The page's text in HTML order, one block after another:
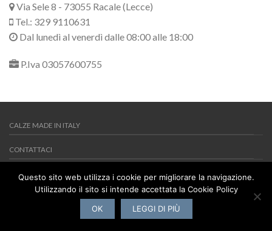
Via Sele 8 - 73055 Racale (Lecce)
Tel.: 329 9110631
Dal lunedì al venerdì dalle 08:00 alle 18:00
P.Iva 03057600755
CALZE MADE IN ITALY
CONTATTACI
MY WISHLIST
Copyright 2026 ©CitycalzeVia Sele 8 - 73055 Racale (Lecce) -
Tel.: 329 9110631 - P.Iva 03057600755
Questo sito web utilizza i cookie per migliorare la navigazione.
Utilizzando il sito si intende accettata la Cookie Policy
OK LEGGI DI PIÙ